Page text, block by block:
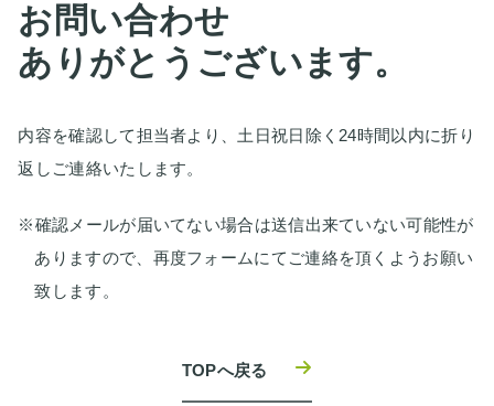
お問い合わせ
ありがとうございます。
内容を確認して担当者より、土日祝日除く24時間以内に折り
返しご連絡いたします。
※確認メールが届いてない場合は送信出来ていない可能性が
ありますので、再度フォームにてご連絡を頂くようお願い
致します。
TOPへ戻る